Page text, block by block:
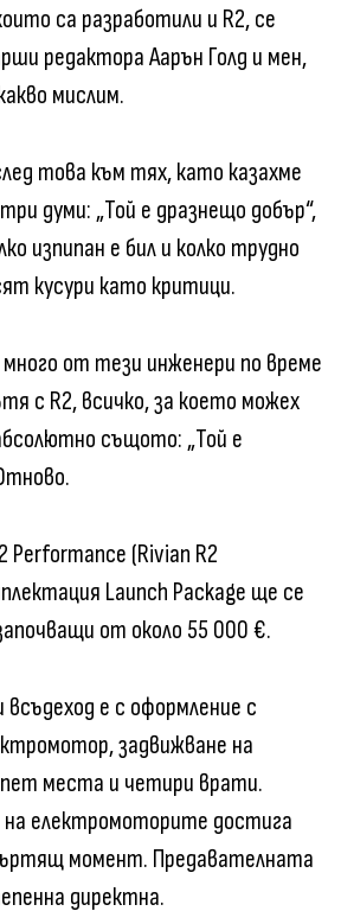
са разработили и R2, се
редактора Аарън Голд и мен,
мислим.
това към тях, като казахме
думи: „Той е дразнещо добър“,
изпипан е бил и колко трудно
кусури като критици.
от тези инженери по време
с R2, всичко, за което можех
същото: „Той е
Performance (Rivian R2
Launch Package ще се
от около 55 000 €.
всъдеход е с оформление с
задвижване на
места и четири врати.
електромоторите достига
момент. Предавателната
директна.